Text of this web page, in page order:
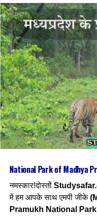
चंबल, बेतवा, सोन, केन-उत्तर
नर्मदा, ताप्ती-पूर्व दिशा की ओर
बेनगंगा, वर्धा-दक्षिण दिशा की
Download Madhya
Click Here
1.नर्मदा
उद्गम-अनूपपुर जिले के
लंबाई-1312 (कुल लंबाई)
अन्य नाम- रेवा, मेकलसूता,
National Park of Madhya
नमस्कार!दोस्तों
में हम आपके साथ एमपी जीके
Pramukh National